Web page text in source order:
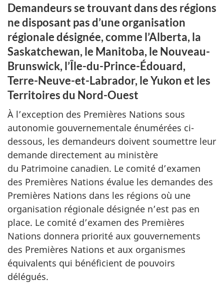
Demandeurs se trouvant dans des régions
ne disposant pas d’une organisation
régionale désignée, comme l’Alberta, la
Saskatchewan, le Manitoba, le Nouveau-
Brunswick, l’Île-du-Prince-Édouard,
Terre-Neuve-et-Labrador, le Yukon et les
Territoires du Nord-Ouest
À l’exception des Premières Nations sous
autonomie gouvernementale énumérées ci-
dessous, les demandeurs doivent soumettre leur
demande directement au ministère
du Patrimoine canadien. Le comité d’examen
des Premières Nations évalue les demandes des
Premières Nations dans les régions où une
organisation régionale désignée n’est pas en
place. Le comité d’examen des Premières
Nations donnera priorité aux gouvernements
des Premières Nations et aux organismes
équivalents qui bénéficient de pouvoirs
délégués.